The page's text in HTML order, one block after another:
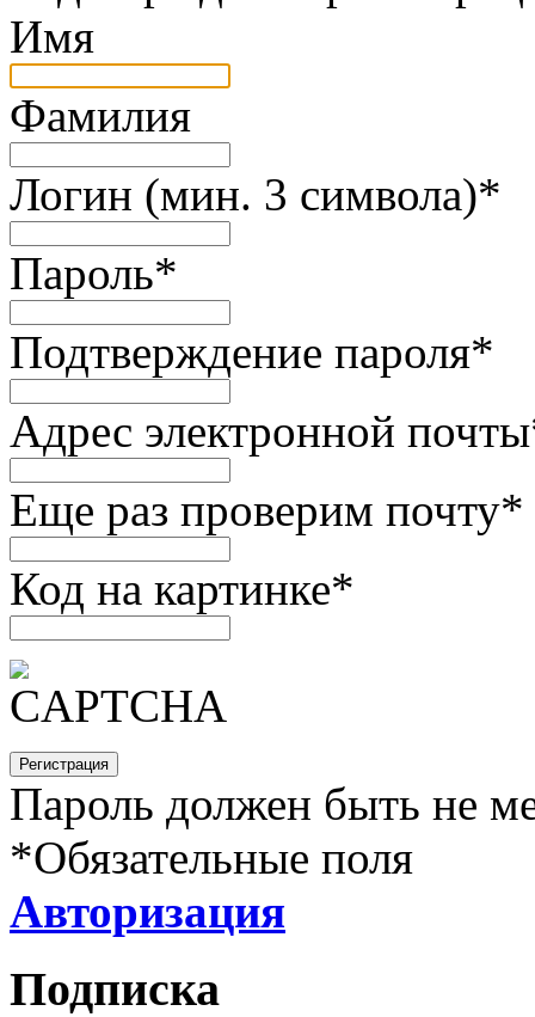
Имя
Фамилия
Логин (мин. 3 символа)*
Пароль*
Подтверждение пароля*
Адрес электронной почты
Еще раз проверим почту*
Код на картинке*
Пароль должен быть не
*Обязательные поля
Авторизация
Подписка